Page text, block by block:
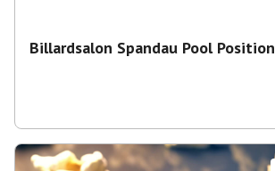
Billardsalon Spandau Pool Position